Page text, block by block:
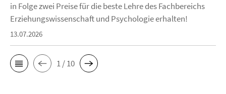
in Folge zwei Preise für die beste Lehre des Fachbereichs
Erziehungswissenschaft und Psychologie erhalten!
13.07.2026
1 / 10